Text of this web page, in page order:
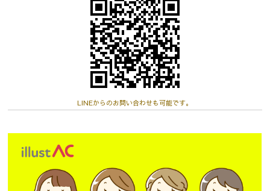
LINEからのお問い合わせも可能です。